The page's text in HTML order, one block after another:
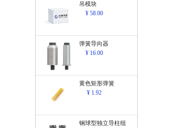
吊模块
¥ 58.00
弹簧导向器
¥ 16.00
黄色矩形弹簧
¥ 1.92
钢球型独立导柱组